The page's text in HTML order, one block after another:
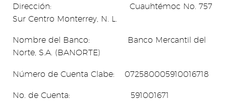
Dirección: Cuauhtémoc No. 757
Sur Centro Monterrey, N. L.
Nombre del Banco: Banco Mercantil del
Norte, S.A. (BANORTE)
Número de Cuenta Clabe: 072580005910016718
No. de Cuenta: 591001671